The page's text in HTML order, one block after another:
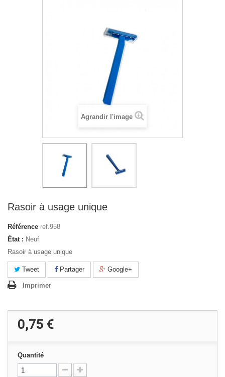
Agrandir l'image
Rasoir à usage unique
Référence ref.958
État : Neuf
Rasoir à usage unique
Tweet Partager Google+
Imprimer
0,75 €
Quantité